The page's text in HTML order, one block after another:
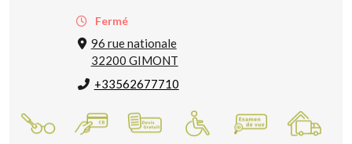
Fermé
96 rue nationale
32200 GIMONT
+33562677710